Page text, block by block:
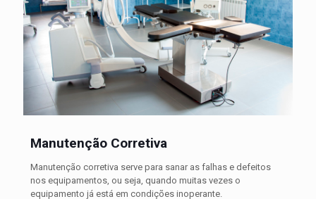
Manutenção Corretiva
Manutenção corretiva serve para sanar as falhas e defeitos
nos equipamentos, ou seja, quando muitas vezes o
equipamento já está em condições inoperante.